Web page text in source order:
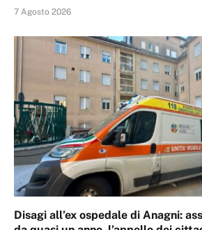
7 Agosto 2026
Disagi all’ex ospedale di Anagni: